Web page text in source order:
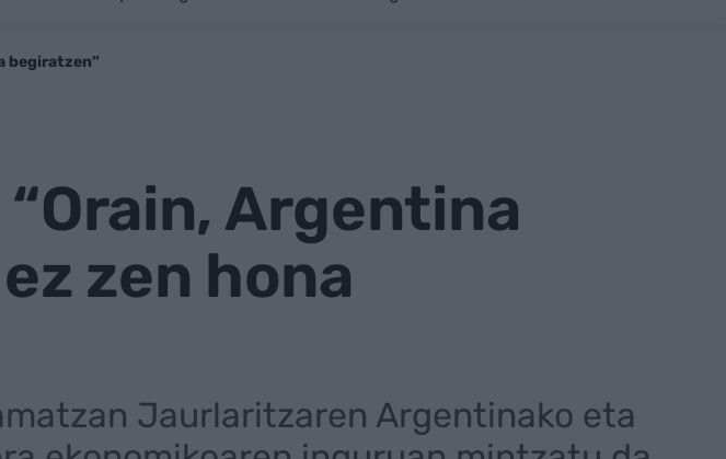
begiratzen”
Argentina
zen hona
Jaurlaritzaren Argentinako eta